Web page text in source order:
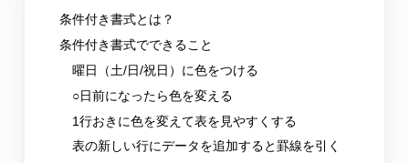
条件付き書式とは？
条件付き書式でできること
曜日（土/日/祝日）に色をつける
○日前になったら色を変える
1行おきに色を変えて表を見やすくする
表の新しい行にデータを追加すると罫線を引く